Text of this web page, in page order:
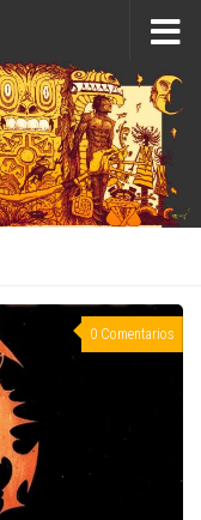
0 Comentarios